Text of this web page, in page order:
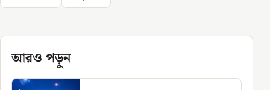
আরও পড়ুন